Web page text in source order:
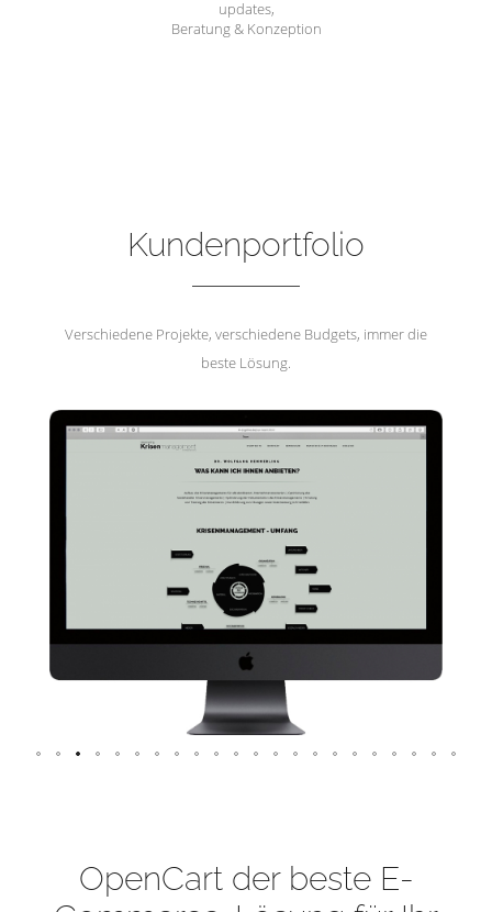
updates,
Beratung & Konzeption
Kundenportfolio
Verschiedene Projekte, verschiedene Budgets, immer die
beste Lösung.
OpenCart der beste E-